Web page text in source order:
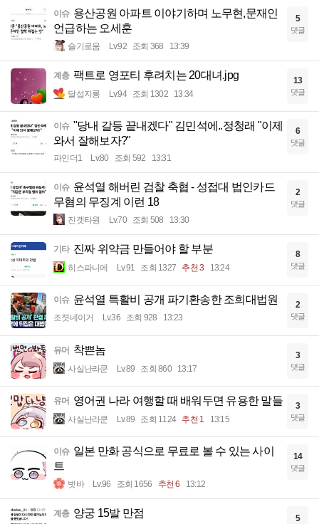
이슈 용산공원 아파트 이야기하며 노무현,문재인
언급하는 오세훈
슬기로움 Lv.92 조회 368 13:39
5
댓글
계층 팩트로 영포티 후려치는 20대녀.jpg
달섭지롱 Lv.94 조회 1302 13:34
13
댓글
이슈 "당내 갈등 끝내겠다" 김민석에..정청래 "이제
와서 잘해보자?"
파인더1 Lv.80 조회 592 13:31
6
댓글
이슈 윤석열 해버린 검찰 축협 - 성접대 법인카드
무혐의 무징계 이런 18
진겟타원 Lv.70 조회 508 13:30
2
댓글
기타 진짜 위약금 만들어야 할 부분
히스파니에 Lv.91 조회 1327 추천 3 13:24
8
댓글
이슈 윤석열 특활비 공개 파기환송한 조희대법원
조졋네이거 Lv.36 조회 928 13:23
2
댓글
유머 착쁜놈
사실난라쿤 Lv.89 조회 860 13:17
3
댓글
유머 영어권 나라 여행할 때 배워두면 유용한 말들
사실난라쿤 Lv.89 조회 1124 추천 1 13:15
3
댓글
이슈 일본 만화 공식으로 무료로 볼 수 있는 사이
트
벗바 Lv.96 조회 1656 추천 6 13:12
14
댓글
계층 양궁 15발 만점 5